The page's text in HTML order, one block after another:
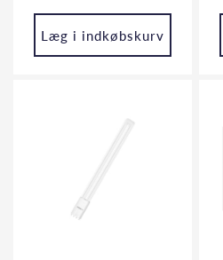
Læg i indkøbskurv